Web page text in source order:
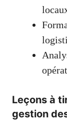
Leçons à
gestion